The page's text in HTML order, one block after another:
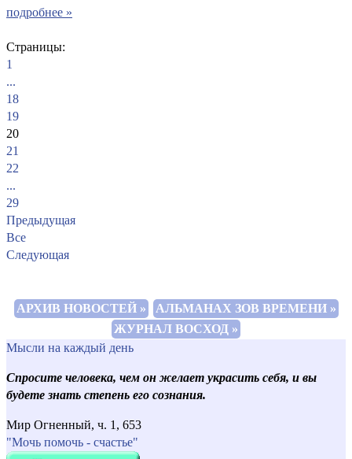
подробнее »
Страницы:
1
...
18
19
20
21
22
...
29
Предыдущая
Все
Следующая
АРХИВ НОВОСТЕЙ »
АЛЬМАНАХ ЗОВ ВРЕМЕНИ »
ЖУРНАЛ ВОСХОД »
Мысли на каждый день
Спросите человека, чем он желает украсить себя, и вы
будете знать степень его сознания.
Мир Огненный, ч. 1, 653
"Мочь помочь - счастье"